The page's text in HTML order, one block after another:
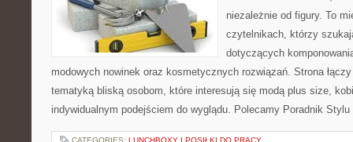
niezależnie od figury. To
czytelnikach, którzy
dotyczących
modowych nowinek oraz kosmetycznych rozwiązań. Strona
tematyką bliską osobom, które interesują się modą plus size,
indywidualnym podejściem do wyglądu. Polecamy Poradnik
CATEGORIES: LUNCHBOXY I POSIŁKI DO PRACY